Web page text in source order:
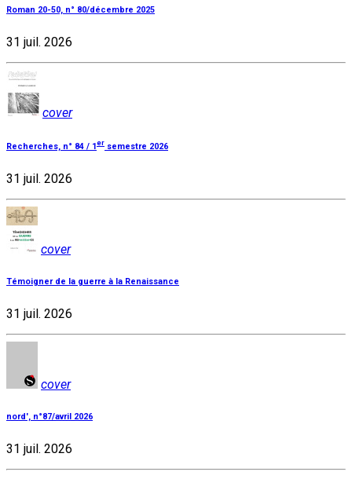
Roman 20-50, n° 80/décembre 2025
31 juil. 2026
cover
Recherches, n° 84 / 1 er semestre 2026
31 juil. 2026
cover
Témoigner de la guerre à la Renaissance
31 juil. 2026
cover
nord', n°87/avril 2026
31 juil. 2026